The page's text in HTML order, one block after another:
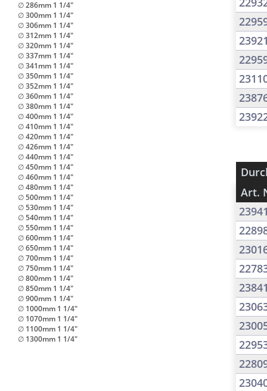
Art.
∅ 286mm 1 1/4"
∅ 300mm 1 1/4"
∅ 306mm 1 1/4"
∅ 312mm 1 1/4"
∅ 320mm 1 1/4"
∅ 337mm 1 1/4"
∅ 341mm 1 1/4"
∅ 350mm 1 1/4"
∅ 352mm 1 1/4"
∅ 360mm 1 1/4"
∅ 380mm 1 1/4"
∅ 400mm 1 1/4"
∅ 410mm 1 1/4"
∅ 420mm 1 1/4"
∅ 426mm 1 1/4"
∅ 440mm 1 1/4"
∅ 450mm 1 1/4"
∅ 460mm 1 1/4"
∅ 480mm 1 1/4"
∅ 500mm 1 1/4"
∅ 530mm 1 1/4"
∅ 540mm 1 1/4"
∅ 550mm 1 1/4"
∅ 600mm 1 1/4"
∅ 650mm 1 1/4"
∅ 700mm 1 1/4"
∅ 750mm 1 1/4"
∅ 800mm 1 1/4"
∅ 850mm 1 1/4"
∅ 900mm 1 1/4"
∅ 1000mm 1 1/4"
∅ 1070mm 1 1/4"
∅ 1100mm 1 1/4"
∅ 1300mm 1 1/4"